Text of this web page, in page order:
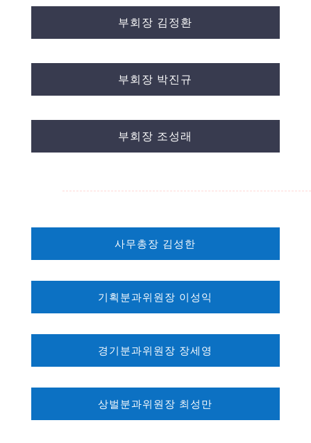
부회장 김정환
부회장 박진규
부회장 조성래
사무총장 김성한
기획분과위원장 이성익
경기분과위원장 장세영
상벌분과위원장 최성만